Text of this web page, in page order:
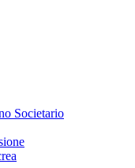
Societario